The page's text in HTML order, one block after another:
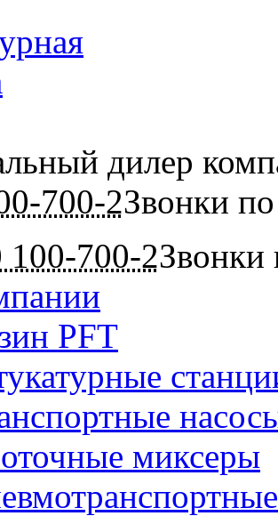
дилер
700-2Звонки
100-700-2Звонки
PFT
миксеры